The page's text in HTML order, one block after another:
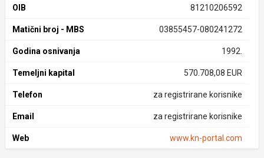
OIB 81210206592
Matični broj - MBS 03855457-080241272
Godina osnivanja 1992.
Temeljni kapital 570.708,08 EUR
Telefon za registrirane korisnike
Email za registrirane korisnike
Web www.kn-portal.com